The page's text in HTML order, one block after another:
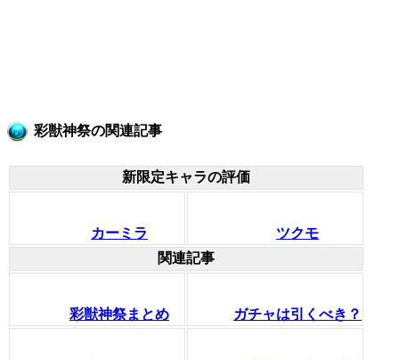
彩獣神祭の関連記事
新限定キャラの評価
カーミラ
ツクモ
関連記事
彩獣神祭まとめ ガチャは引くべき？